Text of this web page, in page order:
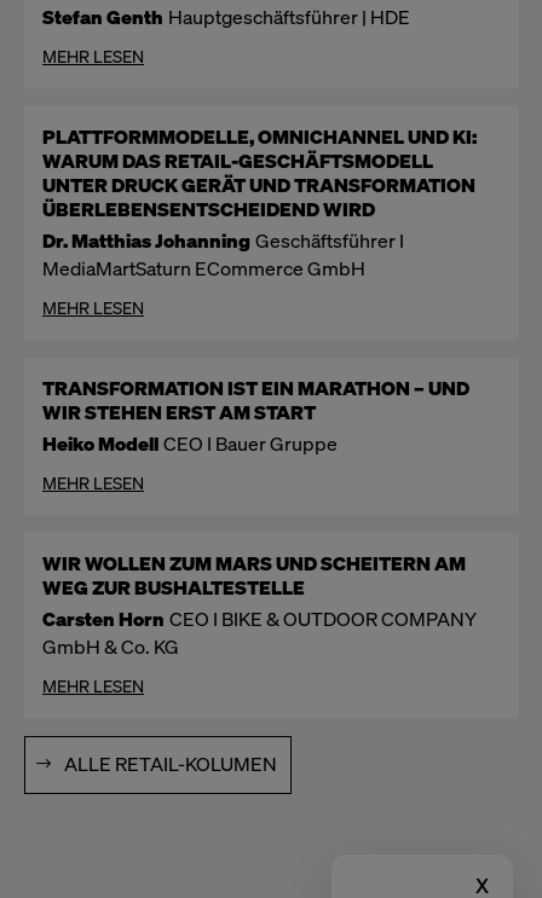
Stefan Genth Hauptgeschäftsführer | HDE
MEHR LESEN
PLATTFORMMODELLE, OMNICHANNEL UND KI:
WARUM DAS RETAIL-GESCHÄFTSMODELL
UNTER DRUCK GERÄT UND TRANSFORMATION
ÜBERLEBENSENTSCHEIDEND WIRD
Dr. Matthias JohanningGeschäftsführer I
MediaMartSaturn ECommerce GmbH
MEHR LESEN
TRANSFORMATION IST EIN MARATHON – UND
WIR STEHEN ERST AM START
Heiko ModellCEO I Bauer Gruppe
MEHR LESEN
WIR WOLLEN ZUM MARS UND SCHEITERN AM
WEG ZUR BUSHALTESTELLE
Carsten Horn CEO I BIKE & OUTDOOR COMPANY
GmbH & Co. KG
MEHR LESEN
ALLE RETAIL-KOLUMEN
x